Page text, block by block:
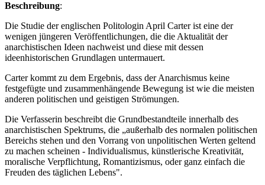
Beschreibung:
Die Studie der englischen Politologin April Carter ist eine der
wenigen jüngeren Veröffentlichungen, die die Aktualität der
anarchistischen Ideen nachweist und diese mit dessen
ideenhistorischen Grundlagen untermauert.
Carter kommt zu dem Ergebnis, dass der Anarchismus keine
festgefügte und zusammenhängende Bewegung ist wie die meisten
anderen politischen und geistigen Strömungen.
Die Verfasserin beschreibt die Grundbestandteile innerhalb des
anarchistischen Spektrums, die „außerhalb des normalen politischen
Bereichs stehen und den Vorrang von unpolitischen Werten geltend
zu machen scheinen - Individualismus, künstlerische Kreativität,
moralische Verpflichtung, Romantizismus, oder ganz einfach die
Freuden des täglichen Lebens".